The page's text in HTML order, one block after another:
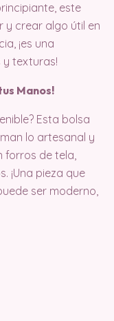
este
crear algo útil en
¡es una
texturas!
Manos!
Esta bolsa
lo artesanal y
forros de tela,
¡Una pieza que
ser moderno,